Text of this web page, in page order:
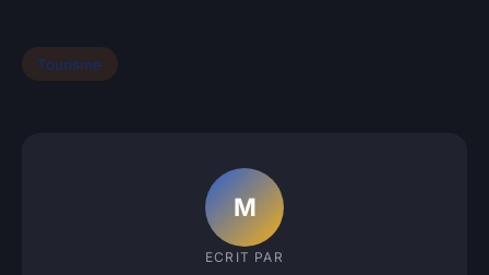
Tourisme
M
ECRIT PAR